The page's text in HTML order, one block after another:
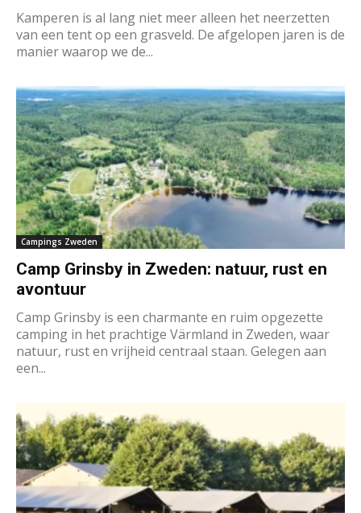
Kamperen is al lang niet meer alleen het neerzetten
van een tent op een grasveld. De afgelopen jaren is de
manier waarop we de...
Campings Zweden
Camp Grinsby in Zweden: natuur, rust en
avontuur
Camp Grinsby is een charmante en ruim opgezette
camping in het prachtige Värmland in Zweden, waar
natuur, rust en vrijheid centraal staan. Gelegen aan
een...